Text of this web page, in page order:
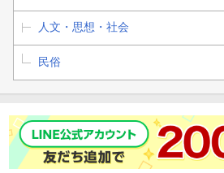
人文・思想・社会
民俗